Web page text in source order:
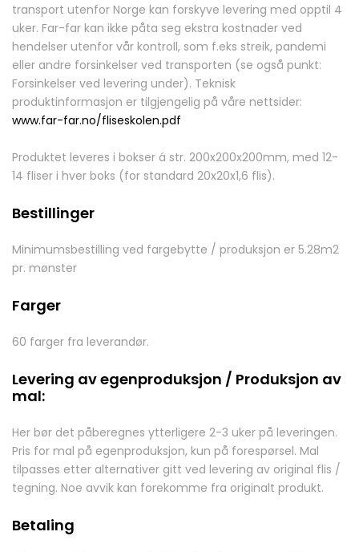
transport utenfor Norge kan forskyve levering med opptil 4
uker. Far-far kan ikke påta seg ekstra kostnader ved
hendelser utenfor vår kontroll, som f.eks streik, pandemi
eller andre forsinkelser ved transporten (se også punkt:
Forsinkelser ved levering under). Teknisk
produktinformasjon er tilgjengelig på våre nettsider:
www.far-far.no/fliseskolen.pdf
Produktet leveres i bokser á str. 200x200x200mm, med 12-
14 fliser i hver boks (for standard 20x20x1,6 flis).
Bestillinger
Minimumsbestilling ved fargebytte / produksjon er 5.28m2
pr. mønster
Farger
60 farger fra leverandør.
Levering av egenproduksjon / Produksjon av
mal:
Her bør det påberegnes ytterligere 2-3 uker på leveringen.
Pris for mal på egenproduksjon, kun på forespørsel. Mal
tilpasses etter alternativer gitt ved levering av original flis /
tegning. Noe avvik kan forekomme fra originalt produkt.
Betaling